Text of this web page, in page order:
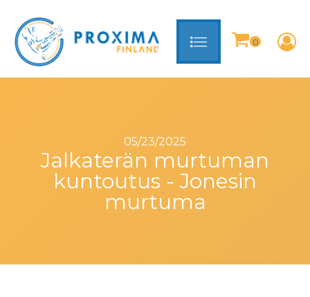
05/23/2025
Jalkaterän murtuman
kuntoutus - Jonesin
murtuma